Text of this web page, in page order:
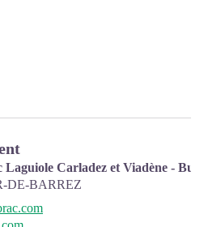
Carladez et Viadène -
DE-BARREZ